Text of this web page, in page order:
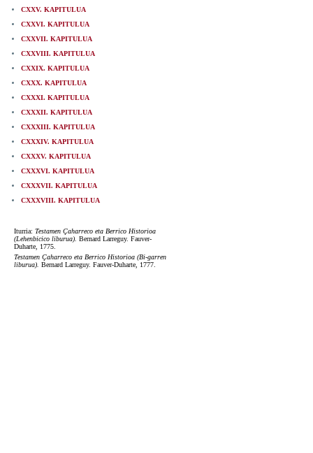
CXXV. KAPITULUA
CXXVI. KAPITULUA
CXXVII. KAPITULUA
CXXVIII. KAPITULUA
CXXIX. KAPITULUA
CXXX. KAPITULUA
CXXXI. KAPITULUA
CXXXII. KAPITULUA
CXXXIII. KAPITULUA
CXXXIV. KAPITULUA
CXXXV. KAPITULUA
CXXXVI. KAPITULUA
CXXXVII. KAPITULUA
CXXXVIII. KAPITULUA
Iturria: Testamen Çaharreco eta Berrico Historioa
(Lehenbicico liburua). Bernard Larreguy. Fauver-
Duharte, 1775.
Testamen Çaharreco eta Berrico Historioa (Bi-garren
liburua). Bernard Larreguy. Fauver-Duharte, 1777.